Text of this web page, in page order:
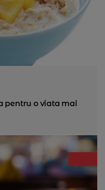
pentru o viata mai